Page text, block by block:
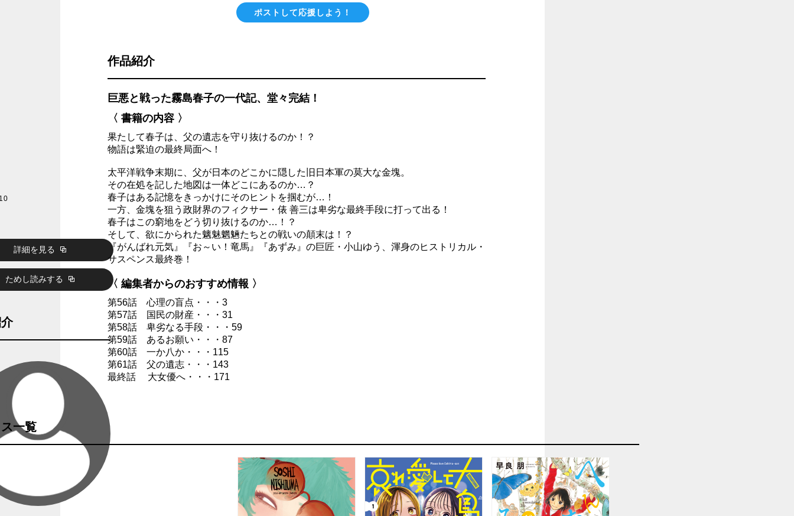
ポストして応援しよう！
詳細を見る
ためし読みする
作品紹介
巨悪と戦った霧島春子の一代記、堂々完結！
〈 書籍の内容 〉
果たして春子は、父の遺志を守り抜けるのか！？
物語は緊迫の最終局面へ！
太平洋戦争末期に、父が日本のどこかに隠した旧日本軍の莫大な金塊。
その在処を記した地図は一体どこにあるのか…？
春子はある記憶をきっかけにそのヒントを掴むが…！
一方、金塊を狙う政財界のフィクサー・俵 善三は卑劣な最終手段に打って出る！
春子はこの窮地をどう切り抜けるのか…！？
そして、欲にかられた魑魅魍魎たちとの戦いの顛末は！？
『がんばれ元気』『お～い！竜馬』『あずみ』の巨匠・小山ゆう、渾身のヒストリカル・
サスペンス最終巻！
〈 編集者からのおすすめ情報 〉
第56話 心理の盲点・・・3
第57話 国民の財産・・・31
第58話 卑劣なる手段・・・59
第59話 あるお願い・・・87
第60話 一か八か・・・115
第61話 父の遺志・・・143
最終話 大女優へ・・・171
一覧